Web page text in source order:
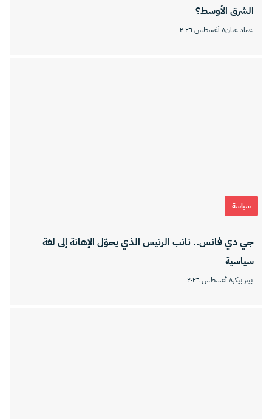
الشرق الأوسط؟
عماد عنان٨ أغسطس ٢٠٢٦
سياسة
جي دي فانس.. نائب الرئيس الذي يحوّل الإهانة إلى لغة
سياسية
بيتر بيكر٨ أغسطس ٢٠٢٦